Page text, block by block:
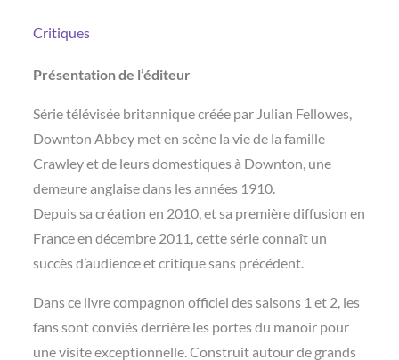
Critiques
Présentation de l’éditeur
Série télévisée britannique créée par Julian Fellowes,
Downton Abbey met en scène la vie de la famille
Crawley et de leurs domestiques à Downton, une
demeure anglaise dans les années 1910.
Depuis sa création en 2010, et sa première diffusion en
France en décembre 2011, cette série connaît un
succès d’audience et critique sans précédent.
Dans ce livre compagnon officiel des saisons 1 et 2, les
fans sont conviés derrière les portes du manoir pour
une visite exceptionnelle. Construit autour de grands